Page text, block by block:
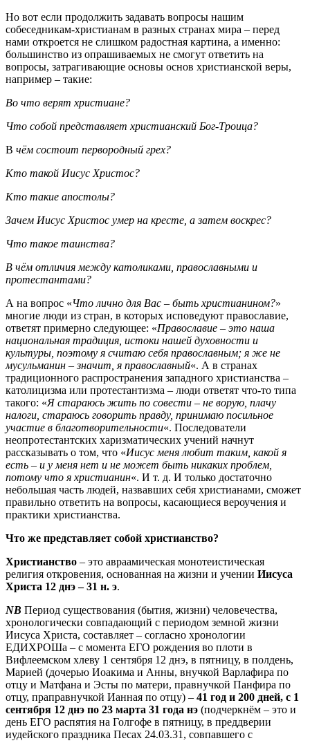
Но вот если продолжить задавать вопросы нашим
собеседникам-христианам в разных странах мира – перед
нами откроется не слишком радостная картина, а именно:
большинство из опрашиваемых не смогут ответить на
вопросы, затрагивающие основы основ христианской веры,
например – такие:
Во что верят христиане?
Что собой представляет христианский Бог-Троица?
В чём состоит первородный грех?
Кто такой Иисус Христос?
Кто такие апостолы?
Зачем Иисус Христос умер на кресте, а затем воскрес?
Что такое таинства?
В чём отличия между католиками, православными и
протестантами?
А на вопрос «Что лично для Вас – быть христианином?»
многие люди из стран, в которых исповедуют православие,
ответят примерно следующее: «Православие – это наша
национальная традиция, истоки нашей духовности и
культуры, поэтому я считаю себя православным; я же не
мусульманин – значит, я православный«. А в странах
традиционного распространения западного христианства –
католицизма или протестантизма – люди ответят что-то типа
такого: «Я стараюсь жить по совести – не ворую, плачу
налоги, стараюсь говорить правду, принимаю посильное
участие в благотворительности«. Последователи
неопротестантских харизматических учений начнут
рассказывать о том, что «Иисус меня любит таким, какой я
есть – и у меня нет и не может быть никаких проблем,
потому что я христианин«. И т. д. И только достаточно
небольшая часть людей, назвавших себя христианами, сможет
правильно ответить на вопросы, касающиеся вероучения и
практики христианства.
Что же представляет собой христианство?
Христианство – это авраамическая монотеистическая
религия откровения, основанная на жизни и учении Иисуса
Христа 12 днэ – 31 н. э.
NB Период существования (бытия, жизни) человечества,
хронологически совпадающий с периодом земной жизни
Иисуса Христа, составляет – согласно хронологии
ЕДИХРОШа – с момента ЕГО рождения во плоти в
Вифлеемском хлеву 1 сентября 12 днэ, в пятницу, в полдень,
Марией (дочерью Иоакима и Анны, внучкой Варлафира по
отцу и Матфана и Эсты по матери, правнучкой Панфира по
отцу, праправнучкой Ианная по отцу) – 41 год и 200 дней, с 1
сентября 12 днэ по 23 марта 31 года нэ (подчеркнём – это и
день ЕГО распятия на Голгофе в пятницу, в преддверии
иудейского праздника Песах 24.03.31, совпавшего с